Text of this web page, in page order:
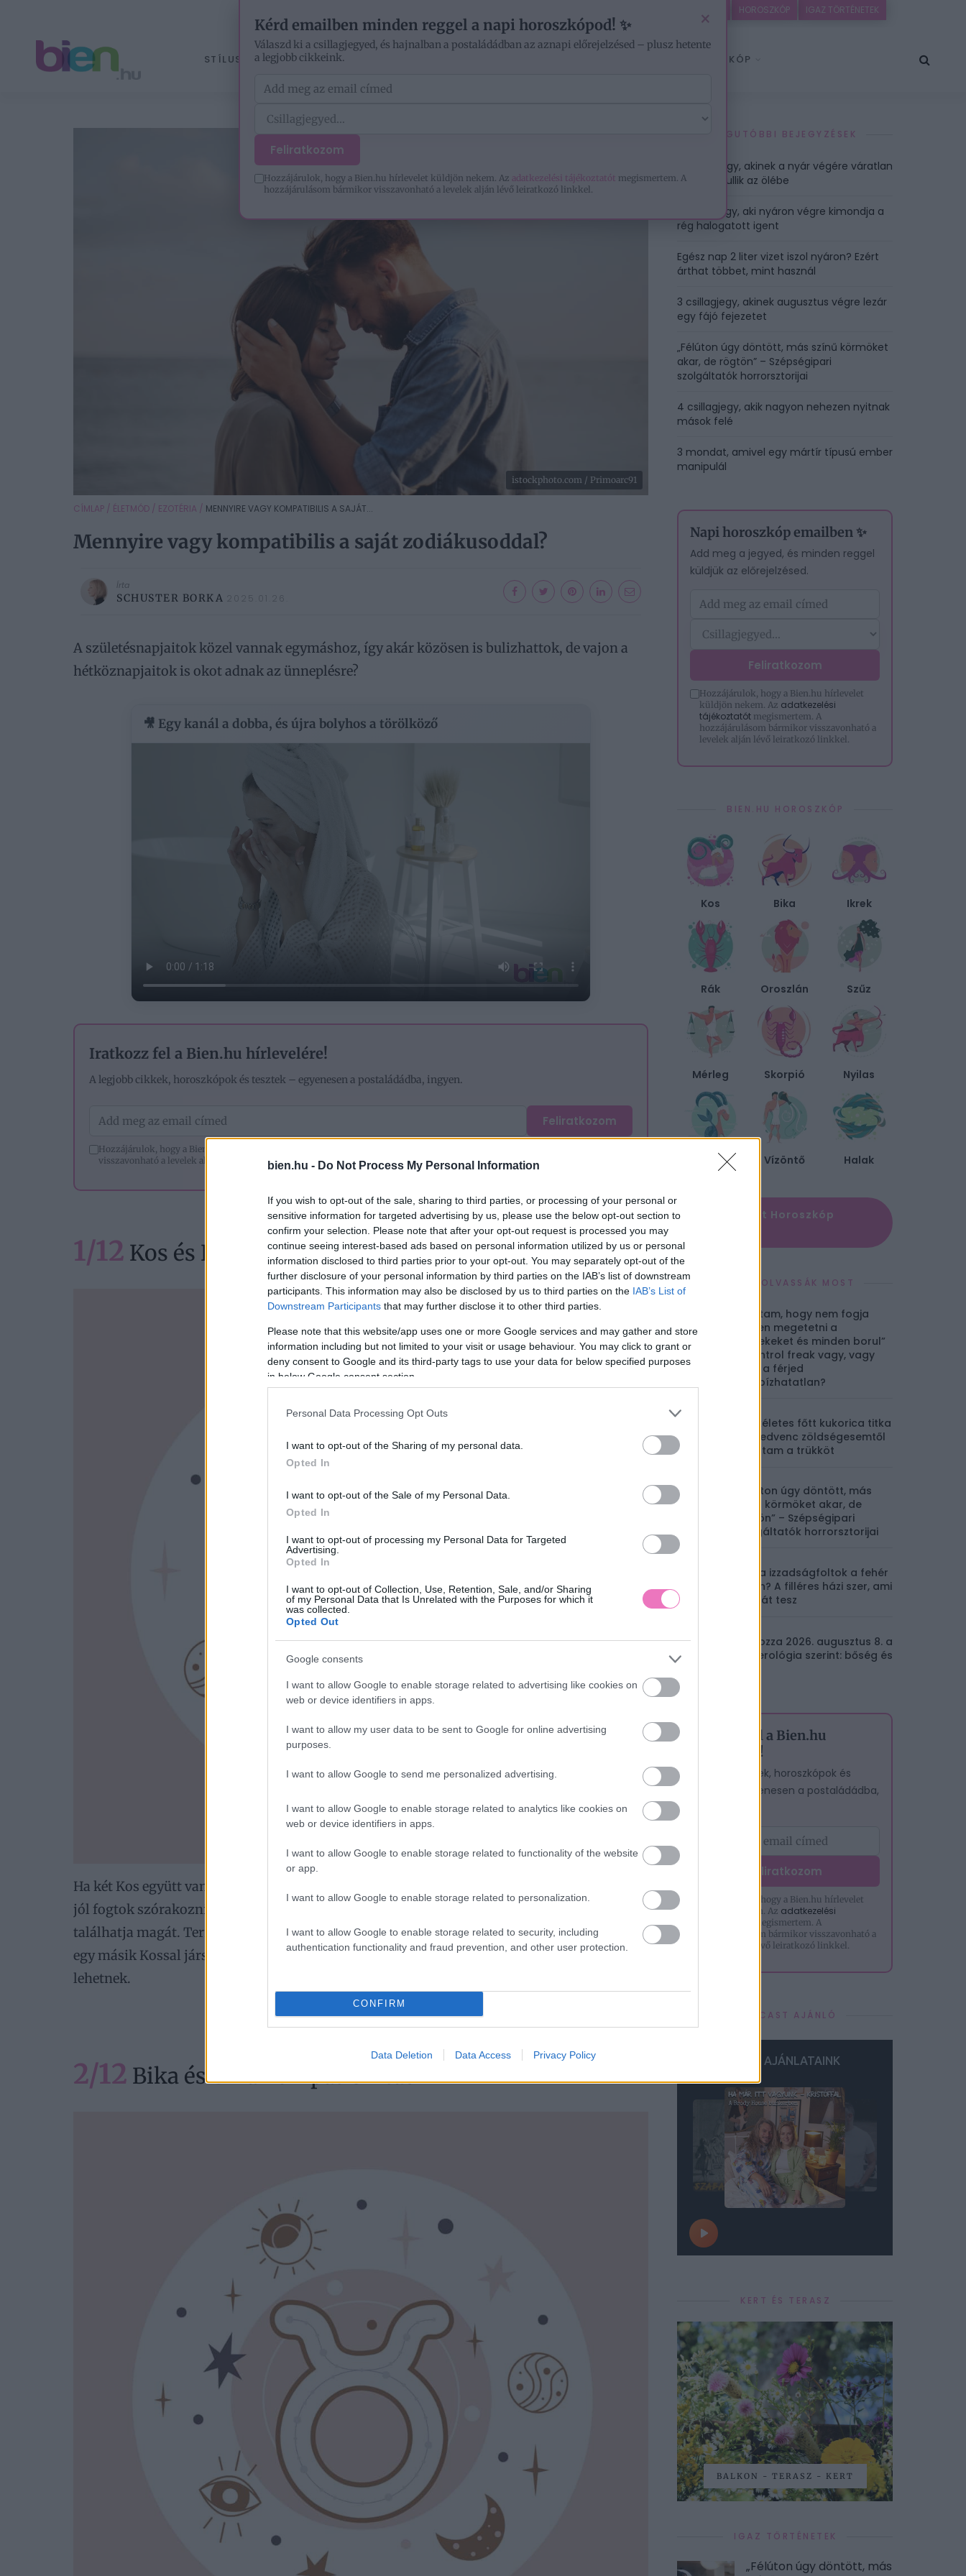
bien.hu - Do Not Process My Personal Information
If you wish to opt-out of the sale, sharing to third parties, or processing of your personal or
sensitive information for targeted advertising by us, please use the below opt-out section to
confirm your selection. Please note that after your opt-out request is processed you may
continue seeing interest-based ads based on personal information utilized by us or personal
information disclosed to third parties prior to your opt-out. You may separately opt-out of the
further disclosure of your personal information by third parties on the IAB’s list of downstream
participants. This information may also be disclosed by us to third parties on the IAB’s List of
Downstream Participants that may further disclose it to other third parties.
Please note that this website/app uses one or more Google services and may gather and store
information including but not limited to your visit or usage behaviour. You may click to grant or
deny consent to Google and its third-party tags to use your data for below specified purposes
in below Google consent section.
Personal Data Processing Opt Outs
I want to opt-out of the Sharing of my personal data.
Opted In
I want to opt-out of the Sale of my Personal Data.
Opted In
I want to opt-out of processing my Personal Data for Targeted
Advertising.
Opted In
I want to opt-out of Collection, Use, Retention, Sale, and/or Sharing
of my Personal Data that Is Unrelated with the Purposes for which it
was collected.
Opted Out
Google consents
I want to allow Google to enable storage related to advertising like cookies on
web or device identifiers in apps.
I want to allow my user data to be sent to Google for online advertising
purposes.
I want to allow Google to send me personalized advertising.
I want to allow Google to enable storage related to analytics like cookies on
web or device identifiers in apps.
I want to allow Google to enable storage related to functionality of the website
or app.
I want to allow Google to enable storage related to personalization.
I want to allow Google to enable storage related to security, including
authentication functionality and fraud prevention, and other user protection.
CONFIRM
Data Deletion Data Access Privacy Policy
IGAZ TÖRTÉNETEK
HOROSZKÓP
STÍLUS ÉLETMÓD HOROSZKÓP
istockphoto.com / Primoarc91
CÍMLAP / ÉLETMÓD / EZOTÉRIA / MENNYIRE VAGY KOMPATIBILIS A SAJÁT...
Mennyire vagy kompatibilis a saját zodiákusoddal?
Írta
SCHUSTER BORKA 2025.01.26.
A születésnapjaitok közel vannak egymáshoz, így akár közösen is bulizhattok, de vajon a
hétköznapjaitok is okot adnak az ünneplésre?
🎥 Egy kanál a dobba, és újra bolyhos a törölköző
Iratkozz fel a Bien.hu hírlevelére!
A legjobb cikkek, horoszkópok és tesztek – egyenesen a postaládádba, ingyen.
Feliratkozom
Hozzájárulok, hogy a Bien.hu hírlevelet küldjön nekem. Az
visszavonható a levelek alján lévő leiratkozó linkkel.
1/12 Kos és Kos kompatibilitás
Ha két Kos együtt van, az a Kosok kreatív természete miatt virágzó kapcsolat lehet; mindig
jól fogtok szórakozni egymással. Azonban két Kos, aki egyszerre dühös, csúnya vitában
találhatja magát. Természetesen veszekedések minden kapcsolatban lesznek, de ha Kosként
egy másik Kossal jársz, vedd figyelembe, hogy két forrófejű embernek a vitái is tüzesebbek
lehetnek.
2/12 Bika és Bika kompatibilitás
LEGUTÓBBI BEJEGYZÉSEK
4 csillagjegy, akinek a nyár végére váratlan
örökség hullik az ölébe
5 csillagjegy, aki nyáron végre kimondja a
rég halogatott igent
Egész nap 2 liter vizet iszol nyáron? Ezért
árthat többet, mint használ
3 csillagjegy, akinek augusztus végre lezár
egy fájó fejezetet
„Félúton úgy döntött, más színű körmöket
akar, de rögtön” – Szépségipari
szolgáltatók horrorsztorijai
4 csillagjegy, akik nagyon nehezen nyitnak
mások felé
3 mondat, amivel egy mártír típusú ember
manipulál
Napi horoszkóp emailben ✨
Add meg a jegyed, és minden reggel
küldjük az előrejelzésed.
Feliratkozom
Hozzájárulok, hogy a Bien.hu hírlevelet
küldjön nekem. Az adatkezelési
tájékoztatót megismertem. A
hozzájárulásom bármikor visszavonható a
levelek alján lévő leiratkozó linkkel.
BIEN.HU HOROSZKÓP
Kos Bika Ikrek
Rák Oroszlán Szűz
Mérleg Skorpió Nyilas
Bak Vízöntő Halak
✨ Megújult Horoszkóp
EZEKET OLVASSÁK MOST
„Tudtam, hogy nem fogja
időben megetetni a
gyerekeket és minden borul”
– Control freak vagy, vagy
csak a férjed
megbízhatatlan?
A tökéletes főtt kukorica titka
– a kedvenc zöldségesemtől
tanultam a trükköt
„Félúton úgy döntött, más
színű körmöket akar, de
rögtön” – Szépségipari
szolgáltatók horrorsztorijai
Sárga izzadságfoltok a fehér
pólón? A filléres házi szer, ami
csodát tesz
Ezt hozza 2026. augusztus 8. a
numerológia szerint: bőség és
Iratkozz fel a Bien.hu
hírlevelére!
A legjobb cikkek, horoszkópok és
tesztek – egyenesen a postaládádba,
Feliratkozom
Hozzájárulok, hogy a Bien.hu hírlevelet
küldjön nekem. Az adatkezelési
megismertem. A
hozzájárulásom bármikor visszavonható a
levelek alján lévő leiratkozó linkkel.
PODCAST AJÁNLÓ
KERT ÉS TERASZ
BALKON - TERASZ - KERT
IGAZ TÖRTÉNETEK
„Félúton úgy döntött, más
×
Kérd emailben minden reggel a napi horoszkópod! ✨
Válaszd ki a csillagjegyed, és hajnalban a postaládádban az aznapi előrejelzésed – plusz hetente
a legjobb cikkeink.
Feliratkozom
Hozzájárulok, hogy a Bien.hu hírlevelet küldjön nekem. Az adatkezelési tájékoztatót megismertem. A
hozzájárulásom bármikor visszavonható a levelek alján lévő leiratkozó linkkel.